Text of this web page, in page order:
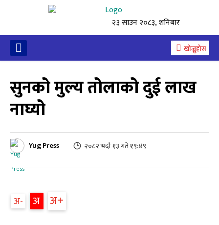
२३ साउन २०८३, शनिबार
खोज्नुहोस
सुनको मुल्य तोलाको दुई लाख
नाघ्यो
Yug Press २०८२ भदौ १३ गते १९:४९
अ अ अ